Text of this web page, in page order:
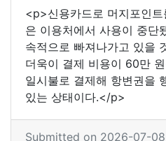
<p>신용카드로 머지포인
은 이용처에서 사용이 중단
속적으로 빠져나가고 있을
더욱이 결제 비용이 60만
일시불로 결제해 항변권을
있는 상태이다.</p>
Submitted on 2026-07-